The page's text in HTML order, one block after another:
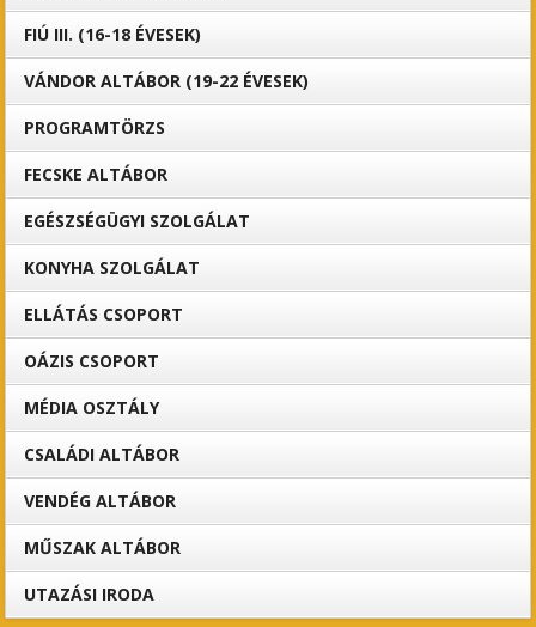
FIÚ III. (16-18 ÉVESEK)
VÁNDOR ALTÁBOR (19-22 ÉVESEK)
PROGRAMTÖRZS
FECSKE ALTÁBOR
EGÉSZSÉGÜGYI SZOLGÁLAT
KONYHA SZOLGÁLAT
ELLÁTÁS CSOPORT
OÁZIS CSOPORT
MÉDIA OSZTÁLY
CSALÁDI ALTÁBOR
VENDÉG ALTÁBOR
MŰSZAK ALTÁBOR
UTAZÁSI IRODA